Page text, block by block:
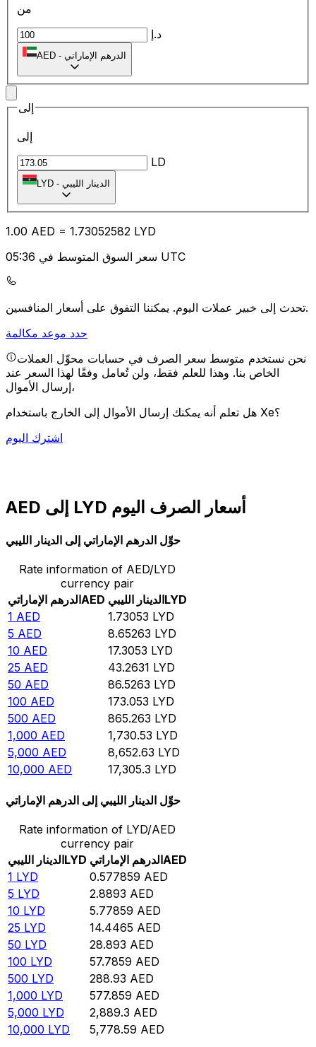
من
د.إ
AED - الدرهم الإماراتي
إلى
إلى
LD
LYD - الدينار الليبي
1.00 AED = 1.73052582 LYD
سعر السوق المتوسط في 05:36 UTC
تحدث إلى خبير عملات اليوم.يمكننا التفوق على أسعار المنافسين.
حدد موعد مكالمة
نحن نستخدم متوسط سعر الصرف في حسابات محوِّل العملات
الخاص بنا. وهذا للعلم فقط، ولن تُعامل وفقًا لهذا السعر عند
إرسال الأموال،
هل تعلم أنه يمكنك إرسال الأموال إلى الخارج باستخدام Xe؟
اشترك اليوم
AED إلى LYD أسعار الصرف اليوم
حوِّل الدرهم الإماراتي إلى الدينار الليبي
Rate information of AED/LYD
currency pair
الدرهم الإماراتيAED الدينار الليبيLYD
1 AED 1.73053 LYD
5 AED 8.65263 LYD
10 AED 17.3053 LYD
25 AED 43.2631 LYD
50 AED 86.5263 LYD
100 AED 173.053 LYD
500 AED 865.263 LYD
1,000 AED 1,730.53 LYD
5,000 AED 8,652.63 LYD
10,000 AED 17,305.3 LYD
حوِّل الدينار الليبي إلى الدرهم الإماراتي
Rate information of LYD/AED
currency pair
الدينار الليبيLYD الدرهم الإماراتيAED
1 LYD 0.577859 AED
5 LYD 2.8893 AED
10 LYD 5.77859 AED
25 LYD 14.4465 AED
50 LYD 28.893 AED
100 LYD 57.7859 AED
500 LYD 288.93 AED
1,000 LYD 577.859 AED
5,000 LYD 2,889.3 AED
10,000 LYD 5,778.59 AED